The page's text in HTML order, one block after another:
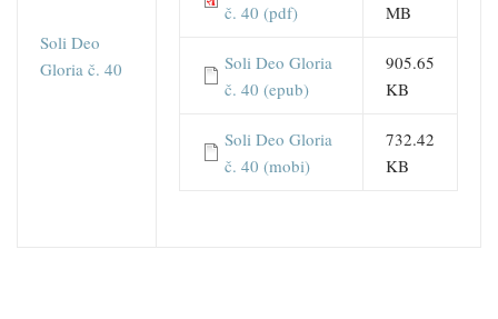
Soli Deo
Gloria č. 40
č. 40 (pdf)
MB
Soli Deo Gloria
č. 40 (epub)
905.65
KB
Soli Deo Gloria
č. 40 (mobi)
732.42
KB